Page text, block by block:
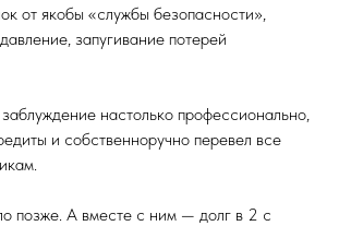
от якобы «службы безопасности»,
запугивание потерей
настолько профессионально,
и собственноручно перевел все
позже. А вместе с ним — долг в 2 с